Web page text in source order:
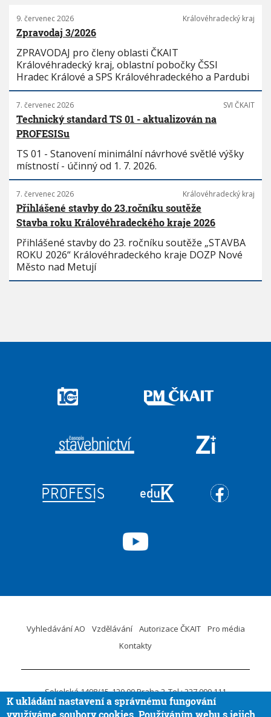
9. červenec 2026 Královéhradecký kraj
Zpravodaj 3/2026
ZPRAVODAJ pro členy oblasti ČKAIT
Královéhradecký kraj, oblastní pobočky ČSSI
Hradec Králové a SPS Královéhradeckého a Pardubi
7. červenec 2026 SVI ČKAIT
Technický standard TS 01 - aktualizován na
PROFESISu
TS 01 - Stanovení minimální návrhové světlé výšky
místností - účinný od 1. 7. 2026.
7. červenec 2026 Královéhradecký kraj
Přihlášené stavby do 23.ročníku soutěže
Stavba roku Královéhradeckého kraje 2026
Přihlášené stavby do 23. ročníku soutěže „STAVBA
ROKU 2026“ Královéhradeckého kraje DOZP Nové
Město nad Metují
Vyhledávání AO Vzdělávání Autorizace ČKAIT
Pro média
Kontakty
Sokolská 1498/15 120 00 Praha 2 Tel.: 227 090 111
ID DS:krvaigt E-mail.:ckait@ckait.cz Ochrana osobních údajů
K ukládání nastavení a správnému fungování
využíváme soubory cookies. Používáním webu s jejich